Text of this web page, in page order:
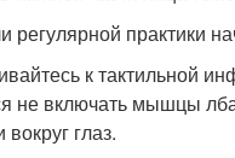
регулярной практики
к тактильной
не включать мышцы
глаз.